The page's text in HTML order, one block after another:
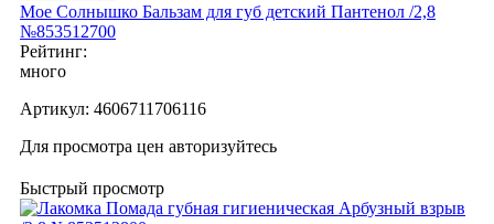
Мое Солнышко Бальзам для губ детский Пантенол /2,8
№853512700
Рейтинг:
много
Артикул: 4606711706116
Для просмотра цен авторизуйтесь
Быстрый просмотр